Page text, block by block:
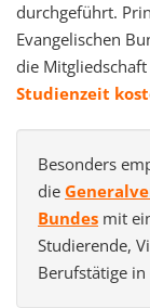
durchgeführt.
Evangelischen
die
Studienzeit
Besonders
die
Bundes mit
Studierende,
Berufstätige